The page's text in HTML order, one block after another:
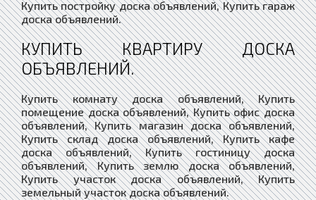
Купить постройку доска объявлений, Купить гараж
доска объявлений.
КУПИТЬ КВАРТИРУ ДОСКА
ОБЪЯВЛЕНИЙ.
Купить комнату доска объявлений, Купить
помещение доска объявлений, Купить офис доска
объявлений, Купить магазин доска объявлений,
Купить склад доска объявлений, Купить кафе
доска объявлений, Купить гостиницу доска
объявлений, Купить землю доска объявлений,
Купить участок доска объявлений, Купить
земельный участок доска объявлений.